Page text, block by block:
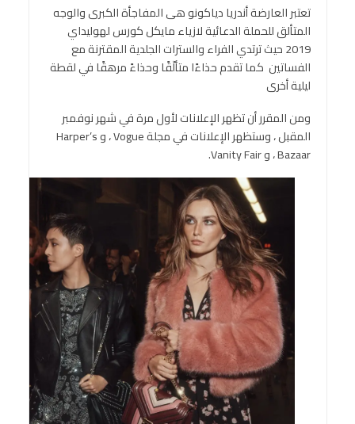
تعتبر العارضة أندريا دياكونو هى المفاجأة الكبرى والوجه
المتألق للحملة الدعائية لازياء مايكل كورس لهوليداي
2019 حيث ترتدي الفراء والسترات الجلدية المقترنة مع
الفساتين كما تقدم حذاءًا متألّقًا وحذاءً مرهقًا في لقطة
ليلية أخرى
ومن المقرر أن تظهر الإعلانات لأول مرة في شهر نوفمبر
المقبل ، وستظهر الإعلانات في مجلة Vogue ، و Harper’s
Bazaar ، و Vanity Fair.